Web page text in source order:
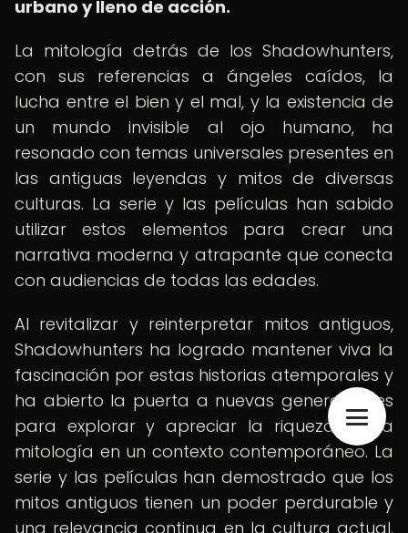
urbano y lleno de acción.
La mitología detrás de los Shadowhunters,
con sus referencias a ángeles caídos, la
lucha entre el bien y el mal, y la existencia de
un mundo invisible al ojo humano, ha
resonado con temas universales presentes en
las antiguas leyendas y mitos de diversas
culturas. La serie y las películas han sabido
utilizar estos elementos para crear una
narrativa moderna y atrapante que conecta
con audiencias de todas las edades.
Al revitalizar y reinterpretar mitos antiguos,
Shadowhunters ha logrado mantener viva la
fascinación por estas historias atemporales y
ha abierto la puerta a nuevas generaciones
para explorar y apreciar la riqueza de la
mitología en un contexto contemporáneo. La
serie y las películas han demostrado que los
mitos antiguos tienen un poder perdurable y
una relevancia continua en la cultura actual,